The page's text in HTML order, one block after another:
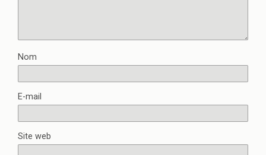
Nom
E-mail
Site web